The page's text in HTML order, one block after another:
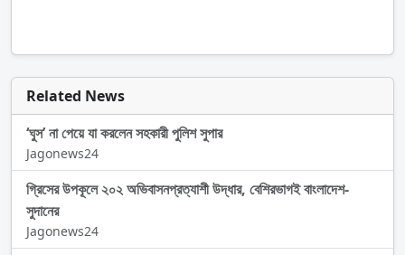
Related News
‘ঘুস’ না পেয়ে যা করলেন সহকারী পুলিশ সুপার
Jagonews24
গ্রিসের উপকূলে ২০২ অভিবাসনপ্রত্যাশী উদ্ধার, বেশিরভাগই বাংলাদেশ-
সুদানের
Jagonews24